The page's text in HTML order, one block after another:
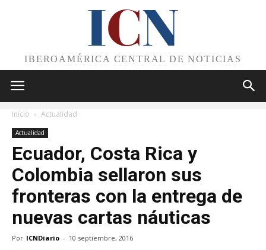
ICN
IBEROAMÉRICA CENTRAL DE NOTICIAS
Inicio Actualidad
Actualidad
Ecuador, Costa Rica y
Colombia sellaron sus
fronteras con la entrega de
nuevas cartas náuticas
Por ICNDiario - 10 septiembre, 2016